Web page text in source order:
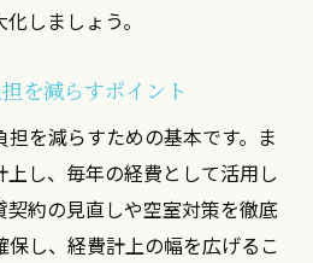
ション投資の節税でやって
しましょう。
を減らすポイント
を減らすための基本です。ま
し、毎年の経費として活用し
契約の見直しや空室対策を徹底
し、経費計上の幅を広げるこ